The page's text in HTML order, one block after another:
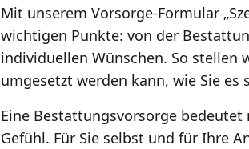
Mit unserem Vorsorge-Formular
wichtigen Punkte: von der
individuellen Wünschen. So stellen
umgesetzt werden kann, wie Sie es
Eine Bestattungsvorsorge
Gefühl. Für Sie selbst und für Ihre